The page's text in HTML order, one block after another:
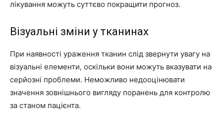
лікування можуть суттєво покращити прогноз.
Візуальні зміни у тканинах
При наявності ураження тканин слід звернути увагу на
візуальні елементи, оскільки вони можуть вказувати на
серйозні проблеми. Неможливо недооцінювати
значення зовнішнього вигляду поранень для контролю
за станом пацієнта.